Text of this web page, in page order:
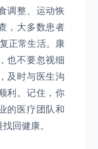
调整、运动恢
，大多数患者
正常生活。康
也不要忽视细
及时与医生沟
利。记住，你
的医疗团队和
回健康。